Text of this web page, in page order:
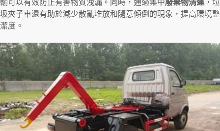
輸可以有效防止有害物質洩漏。同時，通過集中廢棄物清運 ，垃
圾夾子車還有助於減少散亂堆放和隨意傾倒的現象，提高環境整
潔度。